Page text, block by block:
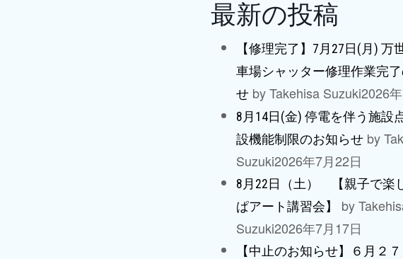
最新の投稿
【修理完了】7月27日(月) 万
車場シャッター修理作業完
せ by Takehisa Suzuki2026
8月14日(金) 停電を伴う施設
設機能制限のお知らせ by
Suzuki2026年7月22日
8月22日（土） 【親子で楽
ぱアート講習会】
by
Suzuki2026年7月17日
【中止のお知らせ】６月２